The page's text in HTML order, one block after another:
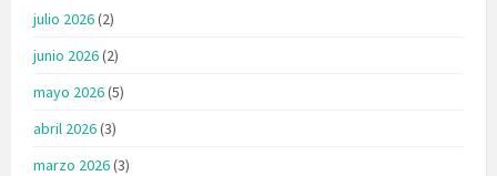
julio 2026(2)
junio 2026(2)
mayo 2026(5)
abril 2026(3)
marzo 2026(3)